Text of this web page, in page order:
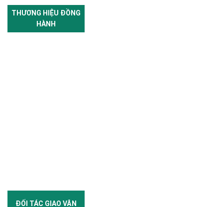
THƯƠNG HIỆU ĐỒNG
HÀNH
ĐỐI TÁC GIAO VẬN